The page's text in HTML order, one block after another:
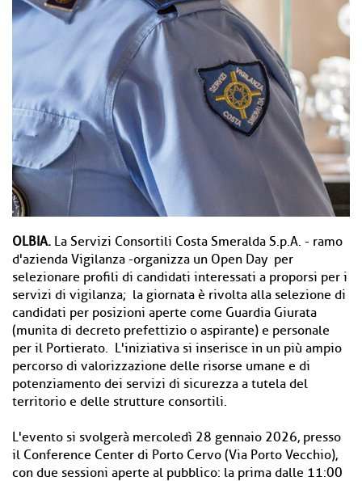
OLBIA. La Servizi Consortili Costa Smeralda S.p.A. - ramo
d'azienda Vigilanza -organizza un Open Day per
selezionare profili di candidati interessati a proporsi per i
servizi di vigilanza; la giornata è rivolta alla selezione di
candidati per posizioni aperte come Guardia Giurata
(munita di decreto prefettizio o aspirante) e personale
per il Portierato. L'iniziativa si inserisce in un più ampio
percorso di valorizzazione delle risorse umane e di
potenziamento dei servizi di sicurezza a tutela del
territorio e delle strutture consortili.
L'evento si svolgerà mercoledì 28 gennaio 2026, presso
il Conference Center di Porto Cervo (Via Porto Vecchio),
con due sessioni aperte al pubblico: la prima dalle 11:00